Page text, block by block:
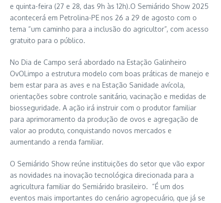
e quinta-feira (27 e 28, das 9h às 12h).O Semiárido Show 2025
acontecerá em Petrolina-PE nos 26 a 29 de agosto com o
tema “um caminho para a inclusão do agricultor”, com acesso
gratuito para o público.
No Dia de Campo será abordado na Estação Galinheiro
OvOLimpo a estrutura modelo com boas práticas de manejo e
bem estar para as aves e na Estação Sanidade avícola,
orientações sobre controle sanitário, vacinação e medidas de
biosseguridade. A ação irá instruir com o produtor familiar
para aprimoramento da produção de ovos e agregação de
valor ao produto, conquistando novos mercados e
aumentando a renda familiar.
O Semiárido Show reúne instituições do setor que vão expor
as novidades na inovação tecnológica direcionada para a
agricultura familiar do Semiárido brasileiro. “É um dos
eventos mais importantes do cenário agropecuário, que já se